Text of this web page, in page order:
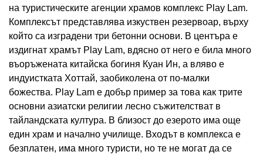
на туристическите агенции храмов комплекс Play Lam.
Комплексът представлява изкуствен резервоар, върху
който са изградени три бетонни основи. В центъра е
издигнат храмът Play Lam, вдясно от него е била много
въоръжената китайска богиня Куан Ин, а вляво е
индуистката Хоттай, заобиколена от по-малки
божества. Play Lam е добър пример за това как трите
основни азиатски религии лесно съжителстват в
тайландската култура. В близост до езерото има още
един храм и начално училище. Входът в комплекса е
безплатен, има много туристи, но те не могат да се